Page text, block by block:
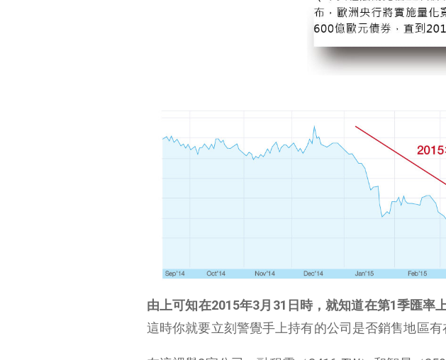
由上可知在2015年3月 31 日時，就知道在第1季匯率
這時你就要立刻警覺手上持有的公司是否銷售地區有